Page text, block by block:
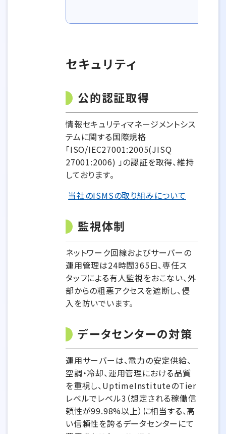
セキュリティ
公的認証取得
情報セキュリティマネージメントシス
テムに関する国際規格
「ISO/IEC27001:2005(JISQ
27001:2006) 」の認証を取得、維持
しております。
当社のISMSの取り組みについて
監視体制
ネットワーク回線およびサーバーの
運用管理は24時間365日、専任ス
タッフによる有人監視をおこない、外
部からの粗悪アクセスを遮断し、侵
入を防いでいます。
データセンターの対策
運用サーバーは、電力の安定供給、
空調・冷却、運用管理における品質
を重視し、UptimeInstituteのTier
レベルでレベル3（想定される稼働信
頼性が99.98%以上）に相当する、高
い信頼性を誇るデータセンターにて